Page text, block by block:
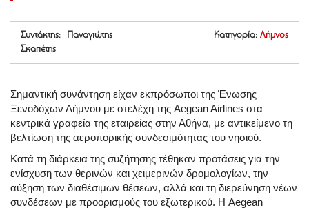
Συντάκτης: Παναγιώτης
Σκαπέτης
Κατηγορία: Λήμνος
Σημαντική συνάντηση είχαν εκπρόσωποι της Ένωσης
Ξενοδόχων Λήμνου με στελέχη της Aegean Airlines στα
κεντρικά γραφεία της εταιρείας στην Αθήνα, με αντικείμενο τη
βελτίωση της αεροπορικής συνδεσιμότητας του νησιού.
Κατά τη διάρκεια της συζήτησης τέθηκαν προτάσεις για την
ενίσχυση των θερινών και χειμερινών δρομολογίων, την
αύξηση των διαθέσιμων θέσεων, αλλά και τη διερεύνηση νέων
συνδέσεων με προορισμούς του εξωτερικού. Η Aegean